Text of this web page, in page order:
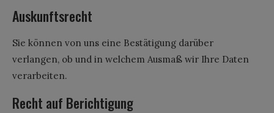
Auskunftsrecht
Sie können von uns eine Bestätigung darüber
verlangen, ob und in welchem Ausmaß wir Ihre Daten
verarbeiten.
Recht auf Berichtigung